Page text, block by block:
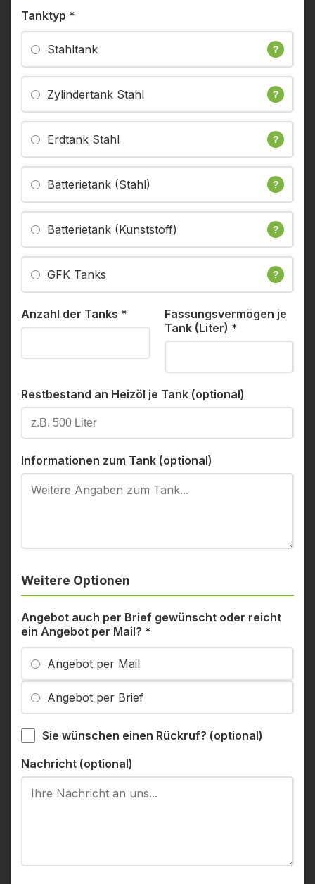
Tanktyp *
Stahltank ?
Zylindertank Stahl ?
Erdtank Stahl ?
Batterietank (Stahl) ?
Batterietank (Kunststoff) ?
GFK Tanks ?
Anzahl der Tanks *
Fassungsvermögen je
Tank (Liter) *
Restbestand an Heizöl je Tank (optional)
Informationen zum Tank (optional)
Weitere Optionen
Angebot auch per Brief gewünscht oder reicht
ein Angebot per Mail? *
Angebot per Mail
Angebot per Brief
Sie wünschen einen Rückruf? (optional)
Nachricht (optional)